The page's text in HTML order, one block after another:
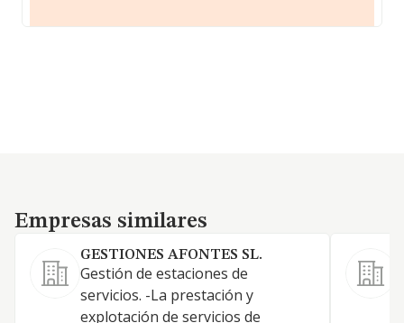
Empresas similares
Empresas similares
GESTIONES AFONTES SL.
Gestión de estaciones de
servicios. -La prestación y
explotación de servicios de